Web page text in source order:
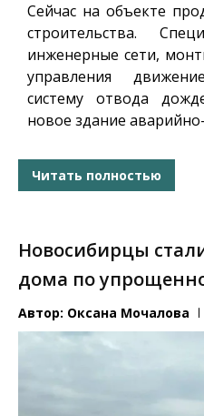
Сейчас на объекте
строительства.
инженерные сети,
управления
систему отвода
новое здание
Читать полностью
Новосибирцы
дома по
Автор: Оксана Мочалова